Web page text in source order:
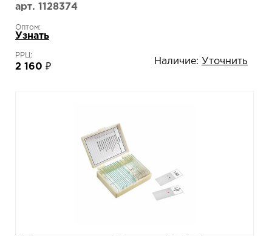
арт. 1128374
Оптом:
Узнать
РРЦ:
2 160 ₽
Наличие: Уточнить